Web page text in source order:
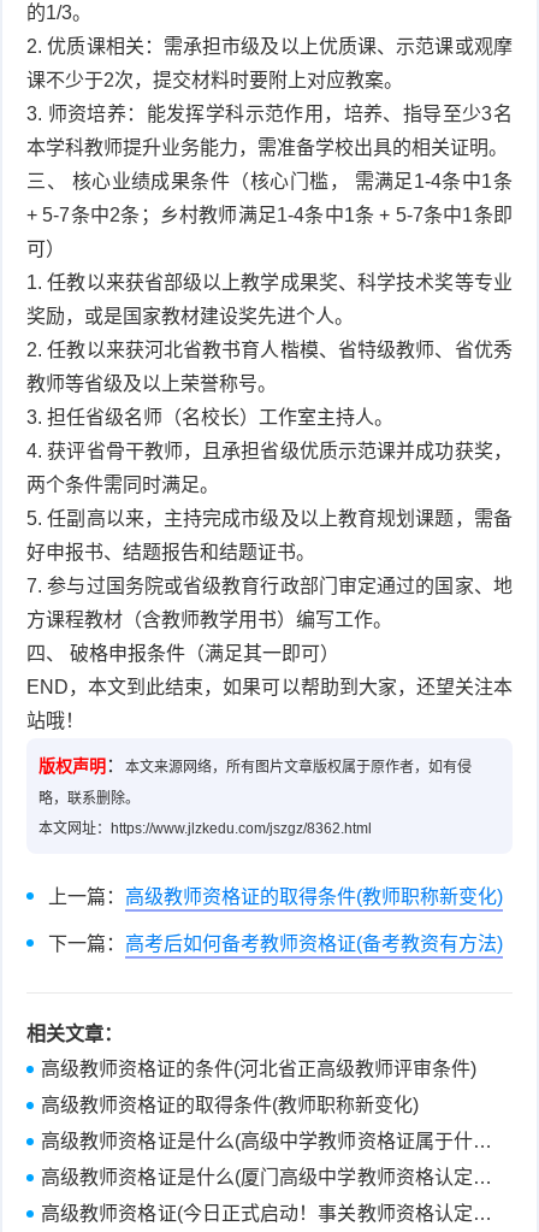
的1/3。
2. 优质课相关：需承担市级及以上优质课、示范课或观摩
课不少于2次，提交材料时要附上对应教案。
3. 师资培养：能发挥学科示范作用，培养、指导至少3名
本学科教师提升业务能力，需准备学校出具的相关证明。
三、 核心业绩成果条件（核心门槛， 需满足1-4条中1条
+ 5-7条中2条；乡村教师满足1-4条中1条 + 5-7条中1条即
可）
1. 任教以来获省部级以上教学成果奖、科学技术奖等专业
奖励，或是国家教材建设奖先进个人。
2. 任教以来获河北省教书育人楷模、省特级教师、省优秀
教师等省级及以上荣誉称号。
3. 担任省级名师（名校长）工作室主持人。
4. 获评省骨干教师，且承担省级优质示范课并成功获奖，
两个条件需同时满足。
5. 任副高以来，主持完成市级及以上教育规划课题，需备
好申报书、结题报告和结题证书。
7. 参与过国务院或省级教育行政部门审定通过的国家、地
方课程教材（含教师教学用书）编写工作。
四、 破格申报条件（满足其一即可）
END，本文到此结束，如果可以帮助到大家，还望关注本
站哦！
版权声明 ：本文来源网络，所有图片文章版权属于原作者，如有侵
略，联系删除。
本文网址：https://www.jlzkedu.com/jszgz/8362.html
上一篇： 高级教师资格证的取得条件(教师职称新变化)
下一篇： 高考后如何备考教师资格证(备考教资有方法)
相关文章：
高级教师资格证的条件(河北省正高级教师评审条件)
高级教师资格证的取得条件(教师职称新变化)
高级教师资格证是什么(高级中学教师资格证属于什么
级别？)
高级教师资格证是什么(厦门高级中学教师资格认定办
理指南)
高级教师资格证(今日正式启动！事关教师资格认定，